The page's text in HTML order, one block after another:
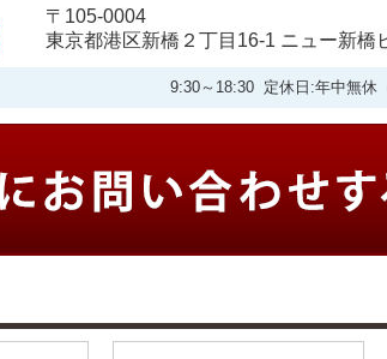
〒105-0004
東京都港区新橋２丁目16-1 ニュー新橋
9:30～18:30 定休日:年中無休